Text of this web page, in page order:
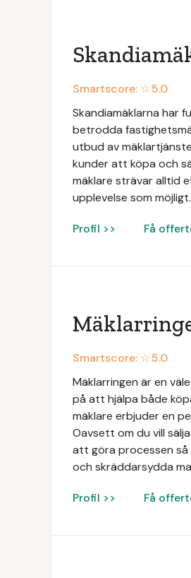
Smartscore: ☆5.0
Skandiamäklarna har
betrodda
utbud av
kunder att köpa och
mäklare strävar alltid
upplevelse som möjligt.
Profil >> Få
Smartscore: ☆5.0
Mäklarringen är en
på att hjälpa både
mäklare erbjuder en
Oavsett om du vill
att göra processen så
och skräddarsydda
Profil >> Få